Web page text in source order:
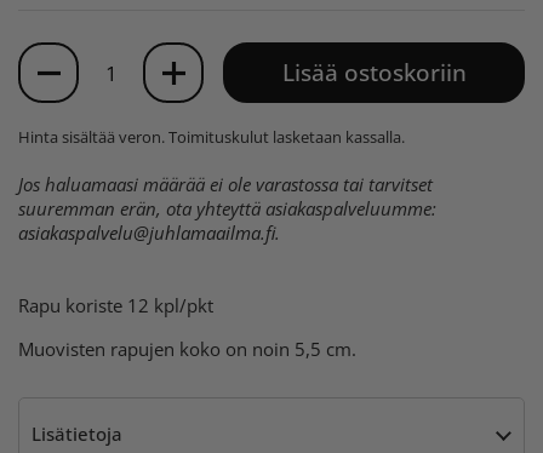
Määrä
Lisää ostoskoriin
Hinta sisältää veron.Toimituskulut lasketaan kassalla.
Jos haluamaasi määrää ei ole varastossa tai tarvitset
suuremman erän, ota yhteyttä asiakaspalveluumme:
asiakaspalvelu@juhlamaailma.fi.
Rapu koriste 12 kpl/pkt
Muovisten rapujen koko on noin 5,5 cm.
Lisätietoja